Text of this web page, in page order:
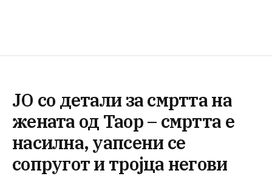
ЈО со детали за смртта на
жената од Таор – смртта е
насилна, уапсени се
сопругот и тројца негови